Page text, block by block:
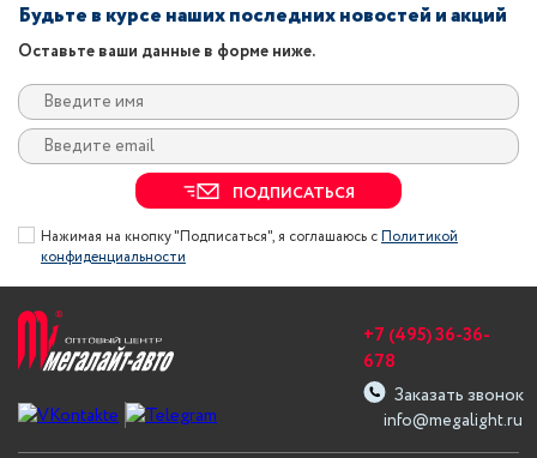
Будьте в курсе наших последних новостей и акций
Оставьте ваши данные в форме ниже.
ПОДПИСАТЬСЯ
Нажимая на кнопку "Подписаться", я соглашаюсь сПолитикой
конфиденциальности
info@megalight.ru
+7 (495) 36-36-
678
Заказать звонок